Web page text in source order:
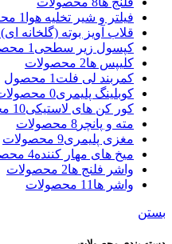
فیلتر و شیر تخلیه هوا 1 محصول
قلاب آویز بوته (گلخانه ای)
کپسول زیر سطحی 1 محصول
کلیپس ها2 محصولات
کمربند لی فلت 1 محصول
کوبلینگ پلیمری0 محصولات
کور کن های لاستیکی10 محصولات
مته و پانچر 8 محصولات
مغزی پلیمری9 محصولات
میخ های مهار کننده4 محصولات
واشر فلنج ها2 محصولات
واشر ها 11 محصولات
بستن